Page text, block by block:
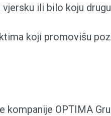
ili bilo koju
koji promovišu
OPTIMA